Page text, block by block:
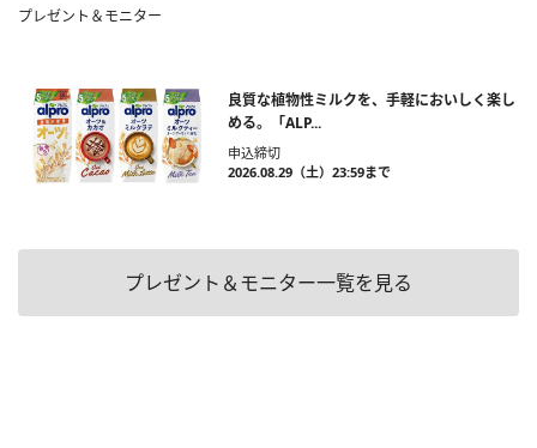
プレゼント＆モニター
良質な植物性ミルクを、手軽においしく楽し
める。「ALP...
申込締切
2026.08.29（土）23:59まで
プレゼント＆モニター一覧を見る